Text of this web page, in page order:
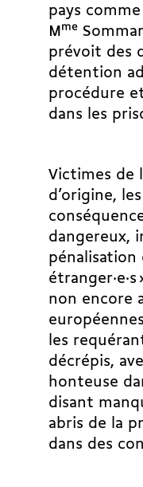
pays
Mme
prévoit des
détention
procédure
dans les
Victimes de
d’origine,
dangereux,
pénalisation
non encore
les
décrépis,
honteuse
disant
abris de la
dans des